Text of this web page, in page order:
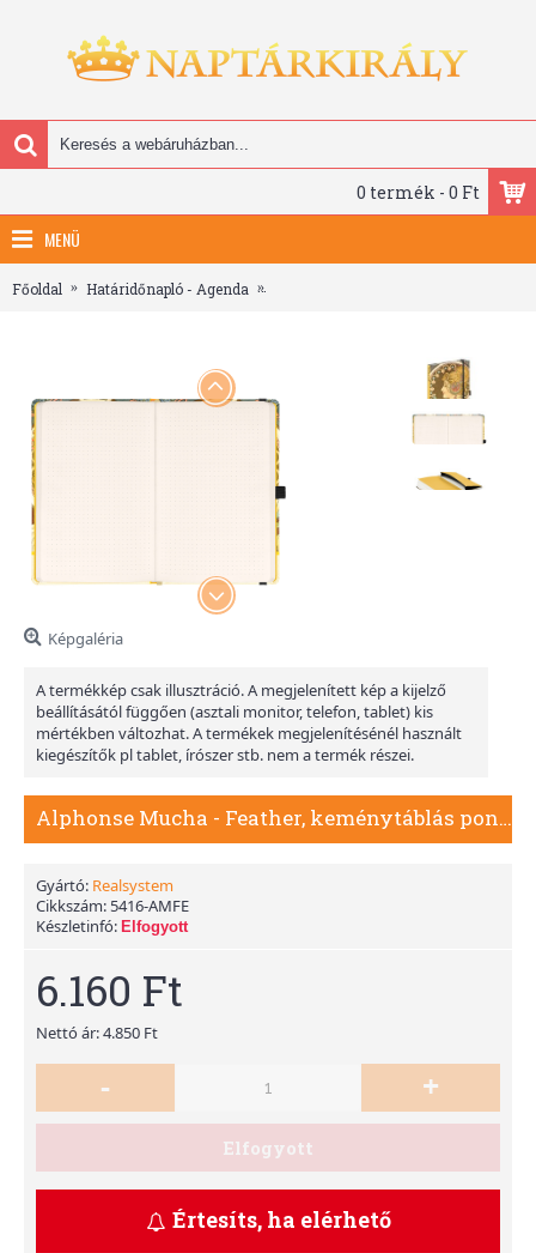
0 termék - 0 Ft
MENÜ
Főoldal Határidőnapló - Agenda
Képgaléria
A termékkép csak illusztráció. A megjelenített kép a kijelző
beállításától függően (asztali monitor, telefon, tablet) kis
mértékben változhat. A termékek megjelenítésénél használt
kiegészítők pl tablet, írószer stb. nem a termék részei.
Alphonse Mucha - Feather, keménytáblás pontozot notesz
Gyártó: Realsystem
Cikkszám: 5416-AMFE
Készletinfó: Elfogyott
6.160 Ft
Nettó ár: 4.850 Ft
- +
Elfogyott
Értesíts, ha elérhető